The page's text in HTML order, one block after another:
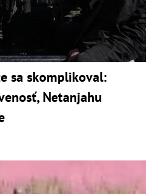
sa skomplikoval:
Netanjahu